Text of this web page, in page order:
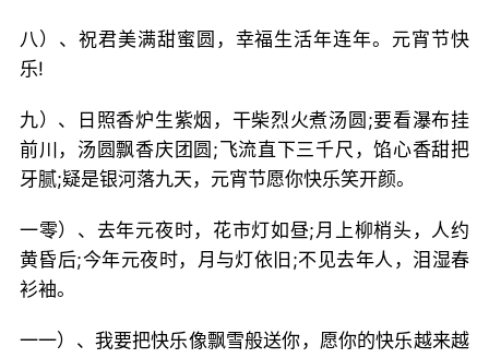
八）、祝君美满甜蜜圆，幸福生活年连年。元宵节快
乐!
九）、日照香炉生紫烟，干柴烈火煮汤圆;要看瀑布挂
前川，汤圆飘香庆团圆;飞流直下三千尺，馅心香甜把
牙腻;疑是银河落九天，元宵节愿你快乐笑开颜。
一零）、去年元夜时，花市灯如昼;月上柳梢头，人约
黄昏后;今年元夜时，月与灯依旧;不见去年人，泪湿春
衫袖。
一一）、我要把快乐像飘雪般送你，愿你的快乐越来越